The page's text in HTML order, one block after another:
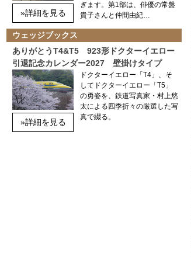
»詳細を見る
ぎます。第1部は、俳優の常盤
貴子さんと仲間由紀…
ウェッジブックス
ありがとうT4&T5 923形ドクターイエロー
引退記念カレンダー2027 壁掛けタイプ
»詳細を見る
ドクターイエロー「T4」、そ
してドクターイエロー「T5」
の勇姿を、鉄道写真家・村上悠
太による四季折々の厳選した写
真で綴る。